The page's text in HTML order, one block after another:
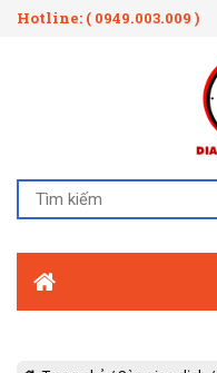
Hotline: ( 0949.003.009 )